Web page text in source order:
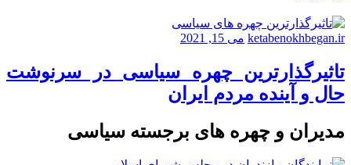
ketabenokhbegan.ir می 15, 2021
تاثیرگذارترین چهره سیاسی در سرنوشت
حال و آینده مردم ایران
مدیران و چهره های برجسته سیاسی